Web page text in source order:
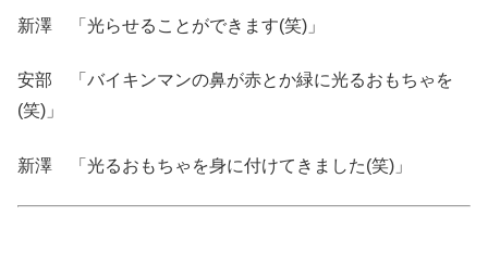
新澤 「光らせることができます(笑)」
安部 「バイキンマンの鼻が赤とか緑に光るおもちゃを
(笑)」
新澤 「光るおもちゃを身に付けてきました(笑)」